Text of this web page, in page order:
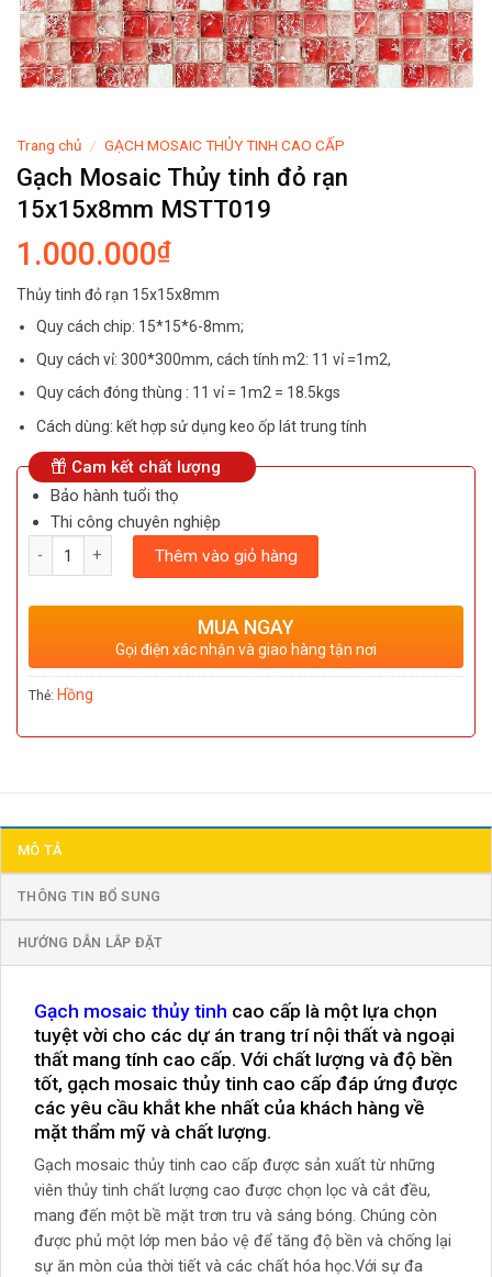
Trang chủ / GẠCH MOSAIC THỦY TINH CAO CẤP
Gạch Mosaic Thủy tinh đỏ rạn
15x15x8mm MSTT019
1.000.000₫
Thủy tinh đỏ rạn 15x15x8mm
Quy cách chip: 15*15*6-8mm;
Quy cách vỉ: 300*300mm, cách tính m2: 11 vỉ =1m2,
Quy cách đóng thùng : 11 vỉ = 1m2 = 18.5kgs
Cách dùng: kết hợp sử dụng keo ốp lát trung tính
Cam kết chất lượng
Bảo hành tuổi thọ
Thi công chuyên nghiệp
Thêm vào giỏ hàng
MUA NGAY
Gọi điện xác nhận và giao hàng tận nơi
Thẻ: Hồng
MÔ TẢ
THÔNG TIN BỔ SUNG
HƯỚNG DẪN LẮP ĐẶT
Gạch mosaic thủy tinh cao cấp là một lựa chọn
tuyệt vời cho các dự án trang trí nội thất và ngoại
thất mang tính cao cấp. Với chất lượng và độ bền
tốt, gạch mosaic thủy tinh cao cấp đáp ứng được
các yêu cầu khắt khe nhất của khách hàng về
mặt thẩm mỹ và chất lượng.
Gạch mosaic thủy tinh cao cấp được sản xuất từ những
viên thủy tinh chất lượng cao được chọn lọc và cắt đều,
mang đến một bề mặt trơn tru và sáng bóng. Chúng còn
được phủ một lớp men bảo vệ để tăng độ bền và chống lại
sự ăn mòn của thời tiết và các chất hóa học.Với sự đa